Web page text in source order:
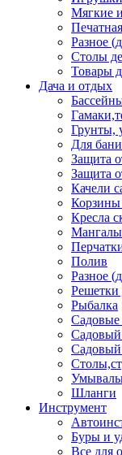
Мягкие
Разное
Столы
Товары
Дача и отдых
Грунты,
Для
Защита
Защита
Качели
Корзины
Кресла
Полив
Разное
Решетки
Рыбалка
Садовые
Садовый
Садовый
Шланги
Инструмент
Буры и
Все для